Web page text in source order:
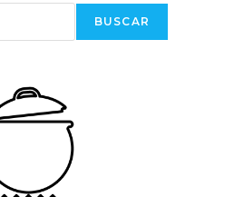
BUSCAR